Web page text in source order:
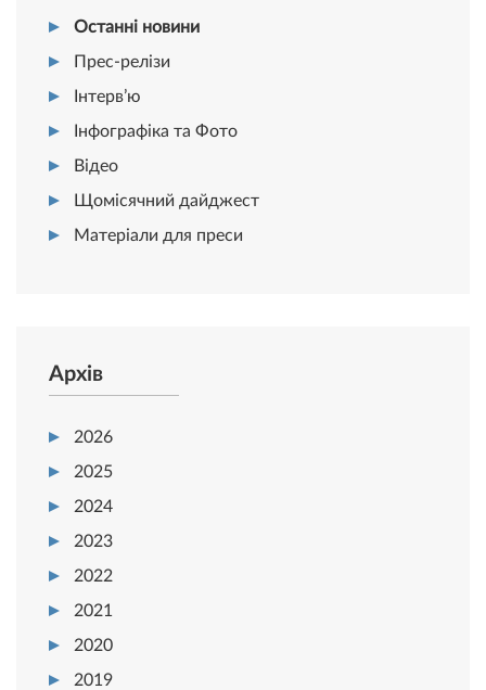
Останні новини
Прес-релізи
Інтерв’ю
Інфографіка та Фото
Відео
Щомісячний дайджест
Матеріали для преси
Архів
2026
2025
2024
2023
2022
2021
2020
2019